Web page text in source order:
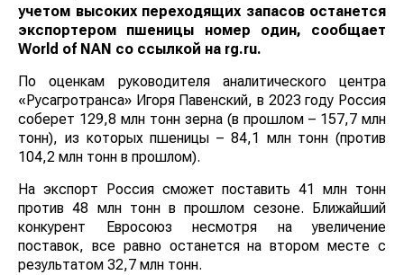
учетом высоких переходящих запасов останется
экспортером пшеницы номер один, сообщает
World of NAN со ссылкой на rg.ru.
По оценкам руководителя аналитического центра
«Русагротранса» Игоря Павенский, в 2023 году Россия
соберет 129,8 млн тонн зерна (в прошлом – 157,7 млн
тонн), из которых пшеницы – 84,1 млн тонн (против
104,2 млн тонн в прошлом).
На экспорт Россия сможет поставить 41 млн тонн
против 48 млн тонн в прошлом сезоне. Ближайший
конкурент Евросоюз несмотря на увеличение
поставок, все равно останется на втором месте с
результатом 32,7 млн тонн.